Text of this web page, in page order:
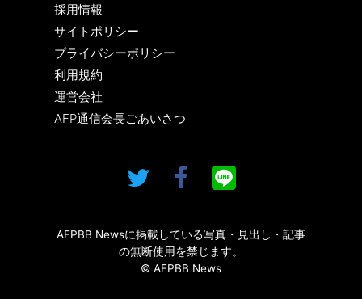
採用情報
サイトポリシー
プライバシーポリシー
利用規約
運営会社
AFP通信会長ごあいさつ
AFPBB Newsに掲載している写真・見出し・記事
の無断使用を禁じます。
© AFPBB News